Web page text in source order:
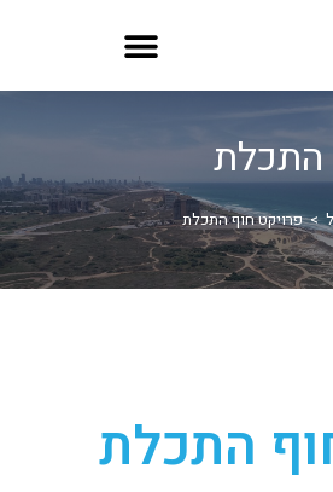
התכלת
> פרויקט חוף התכלת
התכלת